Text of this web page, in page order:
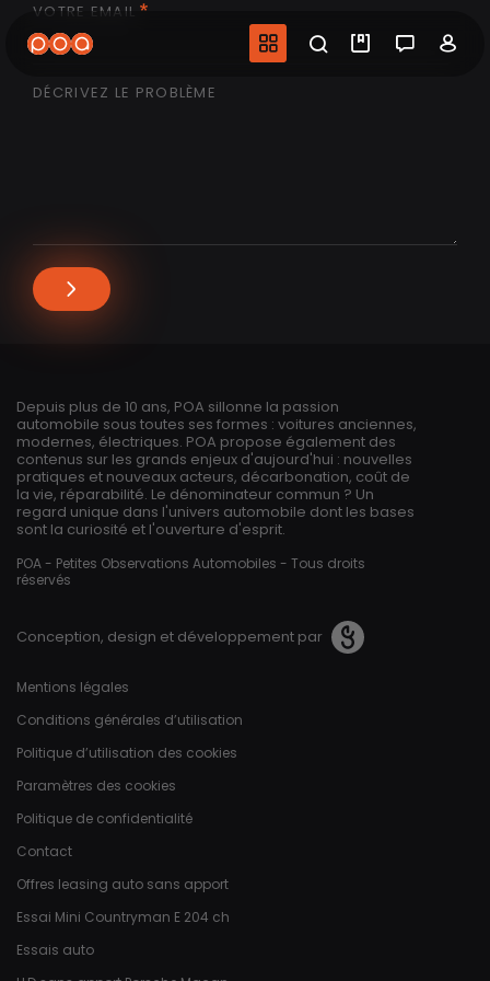
au
contenu
Navigation
Recherche
Mes
VOTRE EMAIL
DÉCRIVEZ LE PROBLÈME
Depuis plus de 10 ans, POA sillonne la passion
automobile sous toutes ses formes : voitures anciennes,
modernes, électriques. POA propose également des
contenus sur les grands enjeux d'aujourd'hui : nouvelles
pratiques et nouveaux acteurs, décarbonation, coût de
la vie, réparabilité. Le dénominateur commun ? Un
regard unique dans l'univers automobile dont les bases
sont la curiosité et l'ouverture d'esprit.
POA - Petites Observations Automobiles - Tous droits
réservés
Conception, design et développement par
Pied de page
Mentions légales
Conditions générales d’utilisation
Politique d’utilisation des cookies
Paramètres des cookies
Politique de confidentialité
Contact
Offres leasing auto sans apport
Essai Mini Countryman E 204 ch
Essais auto